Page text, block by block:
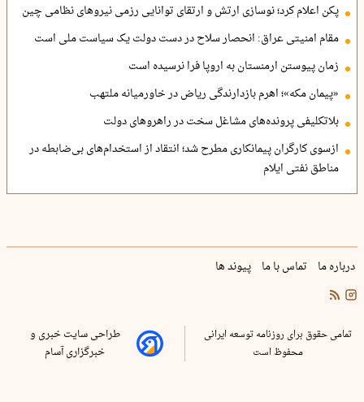
پکن اعلام کرد؛ نوسازی ارتش و ارتقای توانایی رزمی نیروهای نظامی چین
مقام امنیتی عراق: انحصار سلاح در دست دولت یک سیاست ملی است
زمان پیوستن ارمنستان به اروپا فرا نرسیده است
«پیمان مکه»؛ اهرم بازدارندگی ریاض در خاورمیانه ملتهب
بلاتکلیفی پرونده‌های مشاغل سخت در راهروهای دولت
ازسوی کارگران پیمانکاری مطرح شد؛ انتقاد از استخدام‌های بی‌ضابطه در
مناطق نفتی ایلام
درباره ما تماس با ما پیوند ها
تمامی حقوق برای روزنامه توسعه ایرانی
محفوظ است
طراحی سایت خبری و
خبرگزاری آسام